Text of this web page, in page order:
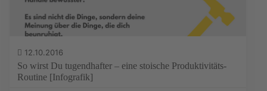
12.10.2016
So wirst Du tugendhafter – eine stoische Produktivitäts-
Routine [Infografik]